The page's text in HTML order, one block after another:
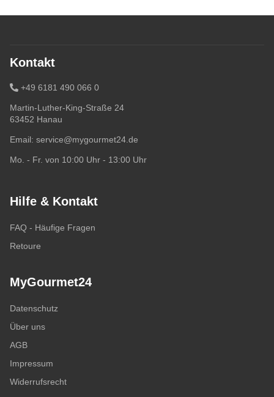
Kontakt
+49 6181 490 066 0
Martin-Luther-King-Straße 24
63452 Hanau
Email: service@mygourmet24.de
Mo. - Fr. von 10:00 Uhr - 13:00 Uhr
Hilfe & Kontakt
FAQ - Häufige Fragen
Retoure
MyGourmet24
Datenschutz
Über uns
AGB
Impressum
Widerrufsrecht